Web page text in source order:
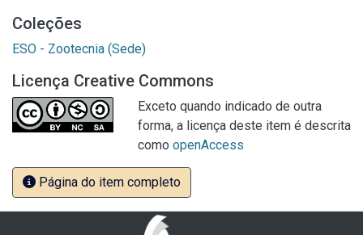
Coleções
ESO - Zootecnia (Sede)
Licença Creative Commons
Exceto quando indicado de outra
forma, a licença deste item é descrita
como openAccess
Página do item completo